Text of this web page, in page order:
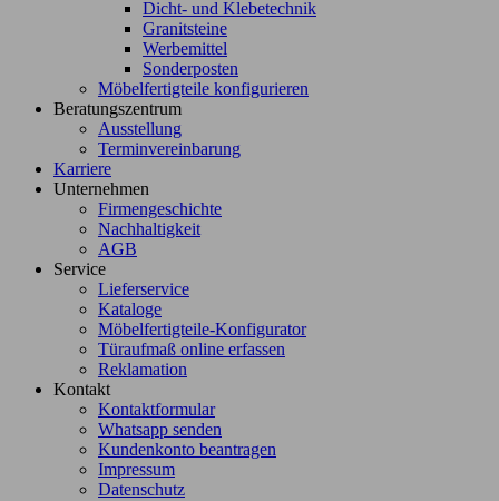
Dicht- und Klebetechnik
Granitsteine
Werbemittel
Sonderposten
Möbelfertigteile konfigurieren
Beratungszentrum
Ausstellung
Terminvereinbarung
Karriere
Unternehmen
Firmengeschichte
Nachhaltigkeit
AGB
Service
Lieferservice
Kataloge
Möbelfertigteile-Konfigurator
Türaufmaß online erfassen
Reklamation
Kontakt
Kontaktformular
Whatsapp senden
Kundenkonto beantragen
Impressum
Datenschutz